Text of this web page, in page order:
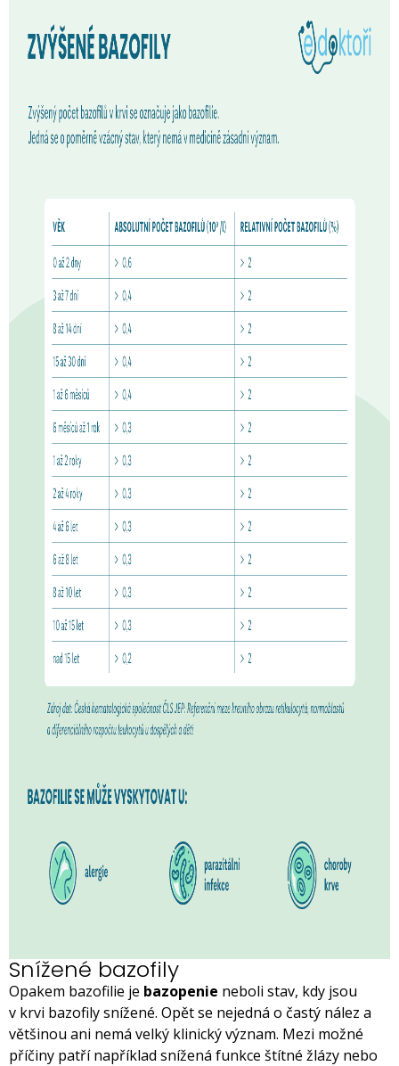
Snížené bazofily
Opakem bazofilie je bazopenie neboli stav, kdy jsou
v krvi bazofily snížené. Opět se nejedná o častý nález a
většinou ani nemá velký klinický význam. Mezi možné
příčiny patří například snížená funkce štítné žlázy nebo